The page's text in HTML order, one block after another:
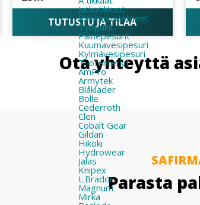
Jatkotikkaat
Rakennustelineet
Työpukit
Painepesurit
Kuumavesipesuri
Kylmävesipesuri
Tuotemerkit
AmPro
Armytek
Blåkläder
Bolle
Cederroth
Clen
Cobalt Gear
Gildan
Hikoki
Hydrowear
Jalas
Knipex
L.Brador
Magnum
Mirka
TUTUSTU JA TILAA
Ota yhteyttä
Parasta